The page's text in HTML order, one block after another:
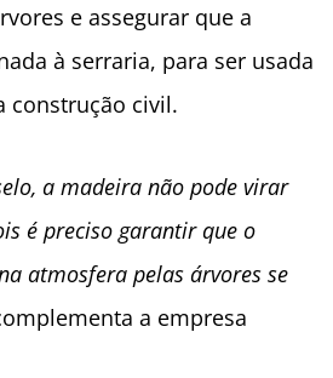
e assegurar que a
à serraria, para ser usada
construção civil.
a madeira não pode virar
é preciso garantir que o
atmosfera pelas árvores se
a empresa